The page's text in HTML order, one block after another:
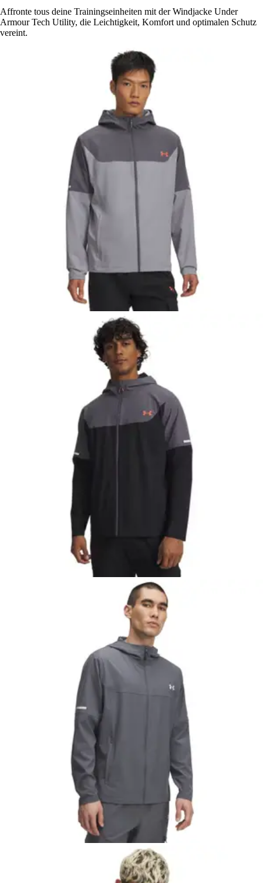
Affronte tous deine Trainingseinheiten mit der Windjacke Under
Armour Tech Utility, die Leichtigkeit, Komfort und optimalen Schutz
vereint.